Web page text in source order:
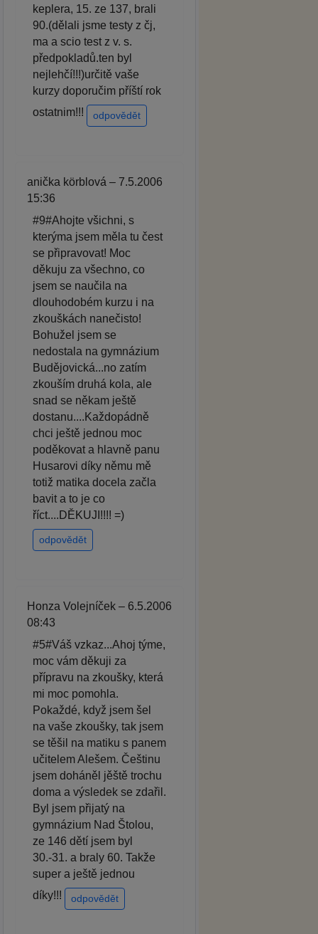
keplera, 15. ze 137, brali
90.(dělali jsme testy z čj,
ma a scio test z v. s.
předpokladů.ten byl
nejlehčí!!!)určitě vaše
kurzy doporučim příští rok
ostatnim!!!
odpovědět
anička körblová – 7.5.2006
15:36
#9#Ahojte všichni, s
kterýma jsem měla tu čest
se připravovat! Moc
děkuju za všechno, co
jsem se naučila na
dlouhodobém kurzu i na
zkouškách nanečisto!
Bohužel jsem se
nedostala na gymnázium
Budějovická...no zatím
zkouším druhá kola, ale
snad se někam ještě
dostanu....Každopádně
chci ještě jednou moc
poděkovat a hlavně panu
Husarovi díky němu mě
totiž matika docela začla
bavit a to je co
říct....DĚKUJI!!!! =)
odpovědět
Honza Volejníček – 6.5.2006
08:43
#5#Váš vzkaz...Ahoj týme,
moc vám děkuji za
přípravu na zkoušky, která
mi moc pomohla.
Pokaždé, když jsem šel
na vaše zkoušky, tak jsem
se těšil na matiku s panem
učitelem Alešem. Češtinu
jsem doháněl jěště trochu
doma a výsledek se zdařil.
Byl jsem přijatý na
gymnázium Nad Štolou,
ze 146 dětí jsem byl
30.-31. a braly 60. Takže
super a ještě jednou
díky!!!
odpovědět